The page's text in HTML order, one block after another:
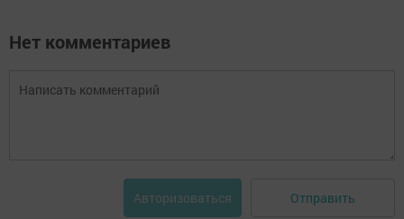
Нет комментариев
Авторизоваться Отправить